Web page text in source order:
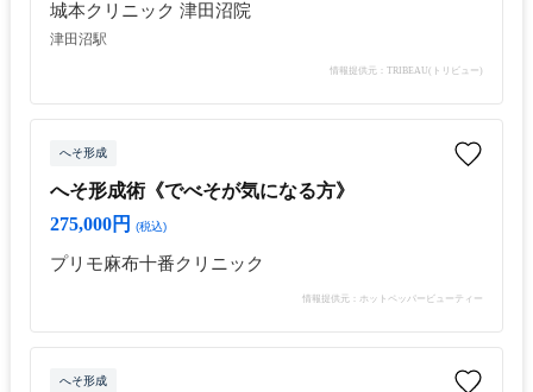
城本クリニック 津田沼院
津田沼駅
情報提供元：TRIBEAU(トリビュー)
へそ形成
へそ形成術《でべそが気になる方》
275,000円
(税込)
プリモ麻布十番クリニック
情報提供元：ホットペッパービューティー
へそ形成